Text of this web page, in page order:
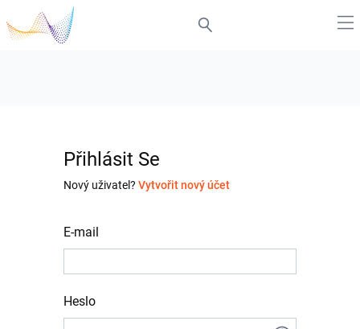
Přihlásit Se
Nový uživatel? Vytvořit nový účet
E-mail
Heslo